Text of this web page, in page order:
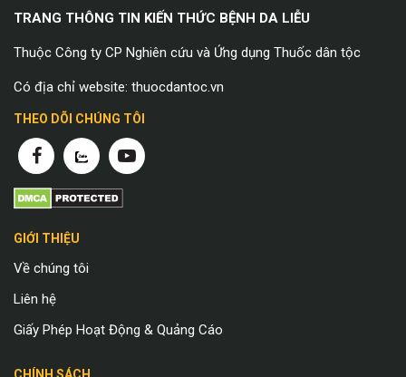
TRANG THÔNG TIN KIẾN THỨC BỆNH DA LIỄU
Thuộc Công ty CP Nghiên cứu và Ứng dụng Thuốc dân tộc
Có địa chỉ website: thuocdantoc.vn
THEO DÕI CHÚNG TÔI
GIỚI THIỆU
Về chúng tôi
Liên hệ
Giấy Phép Hoạt Động & Quảng Cáo